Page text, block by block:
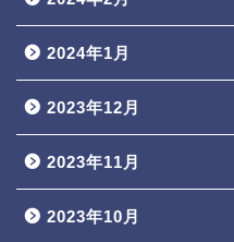
2024年1月
2023年12月
2023年11月
2023年10月